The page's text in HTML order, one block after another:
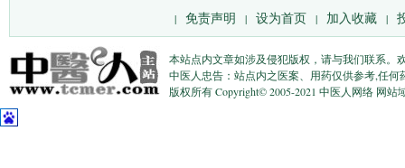
| 免责声明 | 设为首页 | 加入收藏 |
本站点内文章如涉及侵犯版权，请与我们联系。
中医人忠告：站点内之医案、用药仅供参考,任
版权所有 Copyright© 2005-2021 中医人网络 网站